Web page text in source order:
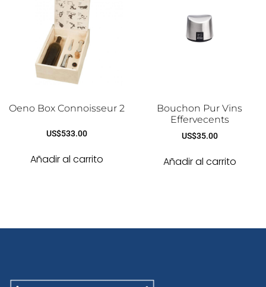
Oeno Box Connoisseur 2
US$533.00
Añadir al carrito
Bouchon Pur Vins
Effervecents
US$35.00
Añadir al carrito